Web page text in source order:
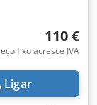
110 €
fixo acresce IVA
Ligar